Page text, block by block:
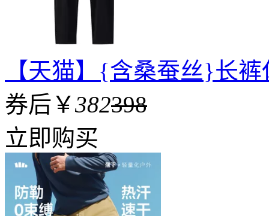
【天猫】{含桑蚕丝}长
券后￥382398
立即购买